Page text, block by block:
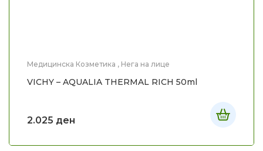
Медицинска Козметика , Нега на лице
VICHY – AQUALIA THERMAL RICH 50ml
2.025 ден